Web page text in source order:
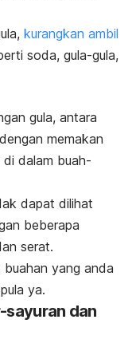
kurangkan ambil
soda, gula-gula,
gula, antara
memakan
dalam buah-
dapat dilihat
beberapa
serat.
yang anda
ya.
sayuran dan